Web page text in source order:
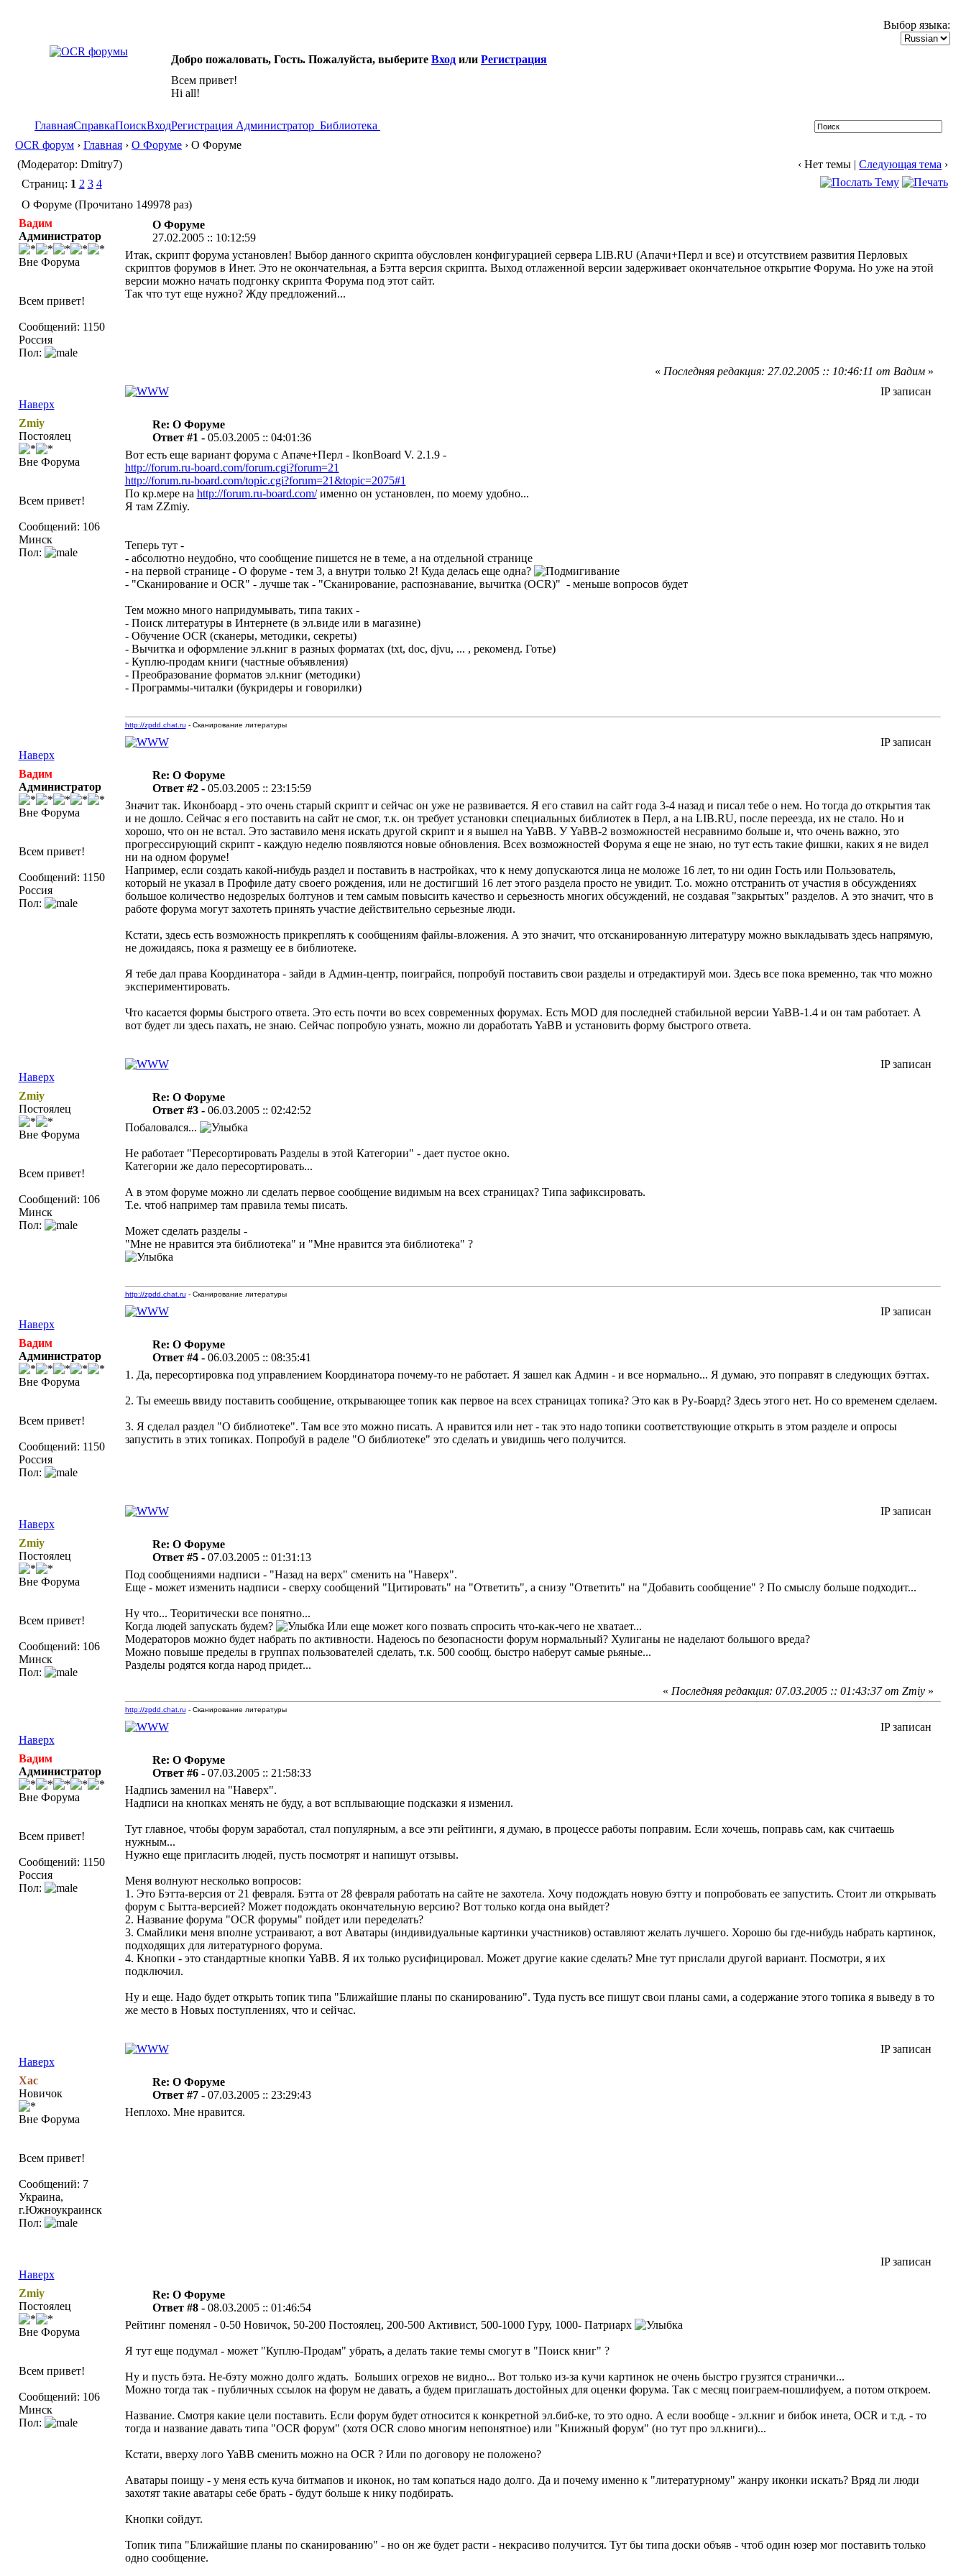
Выбор языка:
Добро пожаловать, Гость. Пожалуйста, выберите Вход или Регистрация
Всем привет!
Hi all!
ГлавнаяСправкаПоискВходРегистрация Администратор Библиотека
OCR форум › Главная › О Форуме › О Форуме
(Модератор: Dmitry7)
‹ Нет темы |Следующая тема ›
Страниц: 1 2 3 4
О Форуме (Прочитано 149978 раз)
Вадим
Администратор
Вне Форума
Всем привет!
Сообщений: 1150
Россия
Пол:
О Форуме
27.02.2005 :: 10:12:59
Итак, скрипт форума установлен! Выбор данного скрипта обусловлен конфигурацией сервера LIB.RU (Апачи+Перл и все) и отсутствием развития Перловых
скриптов форумов в Инет. Это не окончательная, а Бэтта версия скрипта. Выход отлаженной версии задерживает окончательное открытие Форума. Но уже на этой
версии можно начать подгонку скрипта Форума под этот сайт.
Так что тут еще нужно? Жду предложений...
Наверх
« Последняя редакция: 27.02.2005 :: 10:46:11 от Вадим »
IP записан
Zmiy
Постоялец
Вне Форума
Всем привет!
Сообщений: 106
Минск
Пол:
Re: О Форуме
Ответ #1 - 05.03.2005 :: 04:01:36
Вот есть еще вариант форума с Апаче+Перл - IkonBoard V. 2.1.9 -
http://forum.ru-board.com/forum.cgi?forum=21
http://forum.ru-board.com/topic.cgi?forum=21&topic=2075#1
По кр.мере на http://forum.ru-board.com/именно он установлен, по моему удобно...
Я там ZZmiy.
Теперь тут -
- абсолютно неудобно, что сообщение пишется не в теме, а на отдельной странице
- на первой странице - О форуме - тем 3, а внутри только 2! Куда делась еще одна?
- "Сканирование и OCR" - лучше так - "Сканирование, распознавание, вычитка (OCR)" - меньше вопросов будет
Тем можно много напридумывать, типа таких -
- Поиск литературы в Интернете (в эл.виде или в магазине)
- Обучение OCR (сканеры, методики, секреты)
- Вычитка и оформление эл.книг в разных форматах (txt, doc, djvu, ... , рекоменд. Готье)
- Куплю-продам книги (частные объявления)
- Преобразование форматов эл.книг (методики)
- Программы-читалки (букридеры и говорилки)
Наверх
http://zpdd.chat.ru - Сканирование литературы
IP записан
Вадим
Администратор
Вне Форума
Всем привет!
Сообщений: 1150
Россия
Пол:
Re: О Форуме
Ответ #2 - 05.03.2005 :: 23:15:59
Значит так. Иконбоард - это очень старый скрипт и сейчас он уже не развивается. Я его ставил на сайт года 3-4 назад и писал тебе о нем. Но тогда до открытия так
и не дошло. Сейчас я его поставить на сайт не смог, т.к. он требует установки специальных библиотек в Перл, а на LIB.RU, после переезда, их не стало. Но и
хорошо, что он не встал. Это заставило меня искать другой скрипт и я вышел на YaBB. У YaBB-2 возможностей несравнимо больше и, что очень важно, это
прогрессирующий скрипт - каждую неделю появляются новые обновления. Всех возможностей Форума я еще не знаю, но тут есть такие фишки, каких я не видел
ни на одном форуме!
Например, если создать какой-нибудь раздел и поставить в настройках, что к нему допускаются лица не моложе 16 лет, то ни один Гость или Пользователь,
который не указал в Профиле дату своего рождения, или не достигший 16 лет этого раздела просто не увидит. Т.о. можно отстранить от участия в обсуждениях
большое количество недозрелых болтунов и тем самым повысить качество и серьезность многих обсуждений, не создавая "закрытых" разделов. А это значит, что в
работе форума могут захотеть принять участие действительно серьезные люди.
Кстати, здесь есть возможность прикреплять к сообщениям файлы-вложения. А это значит, что отсканированную литературу можно выкладывать здесь напрямую,
не дожидаясь, пока я размещу ее в библиотеке.
Я тебе дал права Координатора - зайди в Админ-центр, поиграйся, попробуй поставить свои разделы и отредактируй мои. Здесь все пока временно, так что можно
экспериментировать.
Что касается формы быстрого ответа. Это есть почти во всех современных форумах. Есть MOD для последней стабильной версии YaBB-1.4 и он там работает. А
вот будет ли здесь пахать, не знаю. Сейчас попробую узнать, можно ли доработать YaBB и установить форму быстрого ответа.
Наверх
IP записан
Zmiy
Постоялец
Вне Форума
Всем привет!
Сообщений: 106
Минск
Пол:
Re: О Форуме
Ответ #3 - 06.03.2005 :: 02:42:52
Побаловался...
Не работает "Пересортировать Разделы в этой Категории" - дает пустое окно.
Категории же дало пересортировать...
А в этом форуме можно ли сделать первое сообщение видимым на всех страницах? Типа зафиксировать.
Т.е. чтоб например там правила темы писать.
Может сделать разделы -
"Мне не нравится эта библиотека" и "Мне нравится эта библиотека" ?
Наверх
http://zpdd.chat.ru - Сканирование литературы
IP записан
Вадим
Администратор
Вне Форума
Всем привет!
Сообщений: 1150
Россия
Пол:
Re: О Форуме
Ответ #4 - 06.03.2005 :: 08:35:41
1. Да, пересортировка под управлением Координатора почему-то не работает. Я зашел как Админ - и все нормально... Я думаю, это поправят в следующих бэттах.
2. Ты емеешь ввиду поставить сообщение, открывающее топик как первое на всех страницах топика? Это как в Ру-Боард? Здесь этого нет. Но со временем сделаем.
3. Я сделал раздел "О библиотеке". Там все это можно писать. А нравится или нет - так это надо топики соответствующие открыть в этом разделе и опросы
запустить в этих топиках. Попробуй в раделе "О библиотеке" это сделать и увидишь чего получится.
Наверх
IP записан
Zmiy
Постоялец
Вне Форума
Всем привет!
Сообщений: 106
Минск
Пол:
Re: О Форуме
Ответ #5 - 07.03.2005 :: 01:31:13
Под сообщениями надписи - "Назад на верх" сменить на "Наверх".
Еще - может изменить надписи - сверху сообщений "Цитировать" на "Ответить", а снизу "Ответить" на "Добавить сообщение" ? По смыслу больше подходит...
Ну что... Теоритически все понятно...
Когда людей запускать будем?
Или еще может кого позвать спросить что-как-чего не хватает...
Модераторов можно будет набрать по активности. Надеюсь по безопасности форум нормальный? Хулиганы не наделают большого вреда?
Можно повыше пределы в группах пользователей сделать, т.к. 500 сообщ. быстро наберут самые рьяные...
Разделы родятся когда народ придет...
Наверх
« Последняя редакция: 07.03.2005 :: 01:43:37 от Zmiy »
http://zpdd.chat.ru - Сканирование литературы
IP записан
Вадим
Администратор
Вне Форума
Всем привет!
Сообщений: 1150
Россия
Пол:
Re: О Форуме
Ответ #6 - 07.03.2005 :: 21:58:33
Надпись заменил на "Наверх".
Надписи на кнопках менять не буду, а вот всплывающие подсказки я изменил.
Тут главное, чтобы форум заработал, стал популярным, а все эти рейтинги, я думаю, в процессе работы поправим. Если хочешь, поправь сам, как считаешь
нужным...
Нужно еще пригласить людей, пусть посмотрят и напишут отзывы.
Меня волнуют несколько вопросов:
1. Это Бэтта-версия от 21 февраля. Бэтта от 28 февраля работать на сайте не захотела. Хочу подождать новую бэтту и попробовать ее запустить. Стоит ли открывать
форум с Бытта-версией? Может подождать окончательную версию? Вот только когда она выйдет?
2. Название форума "OCR форумы" пойдет или переделать?
3. Смайлики меня вполне устраивают, а вот Аватары (индивидуальные картинки участников) оставляют желать лучшего. Хорошо бы где-нибудь набрать картинок,
подходящих для литературного форума.
4. Кнопки - это стандартные кнопки YaBB. Я их только русифицировал. Может другие какие сделать? Мне тут прислали другой вариант. Посмотри, я их
подключил.
Ну и еще. Надо будет открыть топик типа "Ближайшие планы по сканированию". Туда пусть все пишут свои планы сами, а содержание этого топика я выведу в то
же место в Новых поступлениях, что и сейчас.
Наверх
IP записан
Xac
Новичок
Вне Форума
Всем привет!
Сообщений: 7
Украина,
г.Южноукраинск
Пол:
Re: О Форуме
Ответ #7 - 07.03.2005 :: 23:29:43
Неплохо. Мне нравится.
Наверх
IP записан
Zmiy
Постоялец
Вне Форума
Всем привет!
Сообщений: 106
Минск
Пол:
Re: О Форуме
Ответ #8 - 08.03.2005 :: 01:46:54
Рейтинг поменял - 0-50 Новичок, 50-200 Постоялец, 200-500 Активист, 500-1000 Гуру, 1000- Патриарх
Я тут еще подумал - может "Куплю-Продам" убрать, а делать такие темы смогут в "Поиск книг" ?
Ну и пусть бэта. Не-бэту можно долго ждать. Больших огрехов не видно... Вот только из-за кучи картинок не очень быстро грузятся странички...
Можно тогда так - публичных ссылок на форум не давать, а будем приглашать достойных для оценки форума. Так с месяц поиграем-пошлифуем, а потом откроем.
Название. Смотря какие цели поставить. Если форум будет относится к конкретной эл.биб-ке, то это одно. А если вообще - эл.книг и бибок инета, OCR и т.д. - то
тогда и название давать типа "OCR форум" (хотя OCR слово многим непонятное) или "Книжный форум" (но тут про эл.книги)...
Кстати, вверху лого YaBB сменить можно на OCR ? Или по договору не положено?
Аватары поищу - у меня есть куча битмапов и иконок, но там копаться надо долго. Да и почему именно к "литературному" жанру иконки искать? Вряд ли люди
захотят такие аватары себе брать - будут больше к нику подбирать.
Кнопки сойдут.
Топик типа "Ближайшие планы по сканированию" - но он же будет расти - некрасиво получится. Тут бы типа доски объяв - чтоб один юзер мог поставить только
одно сообщение.